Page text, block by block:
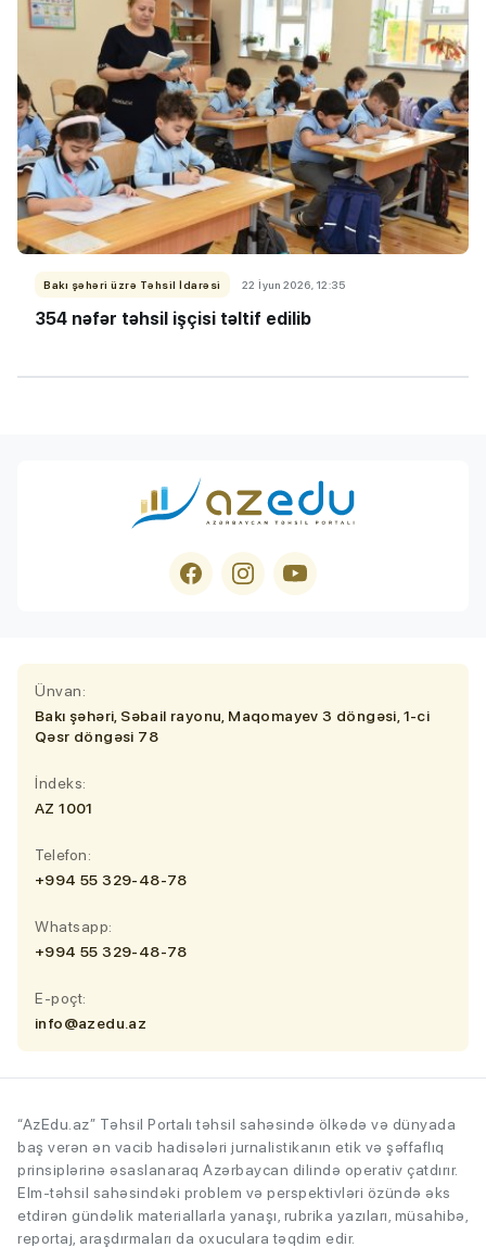
Bakı şəhəri üzrə Təhsil İdarəsi 22 İyun 2026, 12:35
354 nəfər təhsil işçisi təltif edilib
Ünvan:
Bakı şəhəri, Səbail rayonu, Maqomayev 3 döngəsi, 1-ci
Qəsr döngəsi 78
İndeks:
AZ 1001
Telefon:
+994 55 329-48-78
Whatsapp:
+994 55 329-48-78
E-poçt:
info@azedu.az
“AzEdu.az” Təhsil Portalı təhsil sahəsində ölkədə və dünyada
baş verən ən vacib hadisələri jurnalistikanın etik və şəffaflıq
prinsiplərinə əsaslanaraq Azərbaycan dilində operativ çatdırır.
Elm-təhsil sahəsindəki problem və perspektivləri özündə əks
etdirən gündəlik materiallarla yanaşı, rubrika yazıları, müsahibə,
reportaj, araşdırmaları da oxuculara təqdim edir.